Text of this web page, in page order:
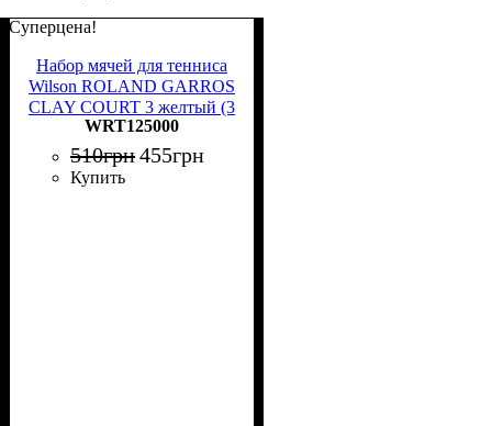
Суперцена!
Набор мячей для тенниса
Wilson ROLAND GARROS
CLAY COURT 3 желтый (3
штуки) WRT125000
WRT125000
510грн455грн
Купить